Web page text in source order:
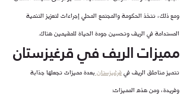
ومع ذلك، تتخذ الحكومة والمجتمع المحلي إجراءات لتعزيز التنمية
المستدامة في الريف وتحسين جودة الحياة للمقيمين هناك.
مميزات الريف في قرغيزستان
تتميز مناطق الريف في قرغيزستان بعدة مميزات تجعلها جذابة
وفريدة، ومن هذه المميزات: